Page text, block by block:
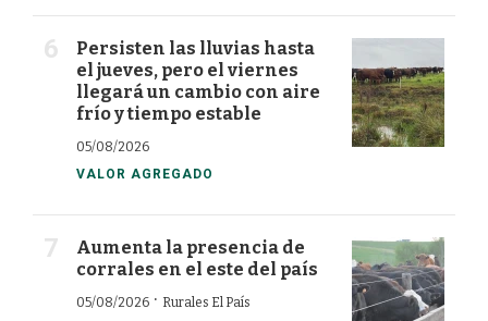
Persisten las lluvias hasta
el jueves, pero el viernes
llegará un cambio con aire
frío y tiempo estable
05/08/2026
VALOR AGREGADO
Aumenta la presencia de
corrales en el este del país
05/08/2026 · Rurales El País